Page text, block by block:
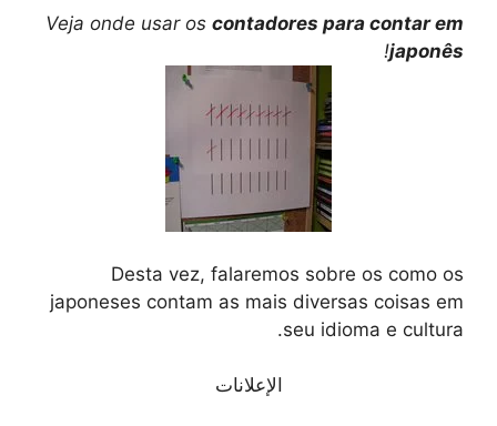
a
p
m
t
e
s
t
b
o
k
y
n
k
Veja onde usar oscontadores para contar em
japonês
!
Desta vez, falaremos sobre os como os
japoneses contam as mais diversas coisas em
seu idioma e cultura.
الإعلانات